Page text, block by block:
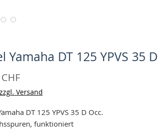
DT 125 YPVS 35 D
Prix
zzgl. Versand
DT 125 YPVS 35 D Occ.
funktioniert